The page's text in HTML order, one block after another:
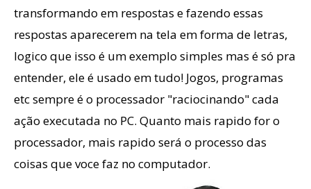
transformando em respostas e fazendo essas
respostas aparecerem na tela em forma de letras,
logico que isso é um exemplo simples mas é só pra
entender, ele é usado em tudo! Jogos, programas
etc sempre é o processador "raciocinando" cada
ação executada no PC. Quanto mais rapido for o
processador, mais rapido será o processo das
coisas que voce faz no computador.